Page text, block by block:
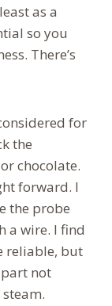
as a
so you
There’s
for
the
chocolate.
forward. I
the probe
a wire. I find
reliable, but
not